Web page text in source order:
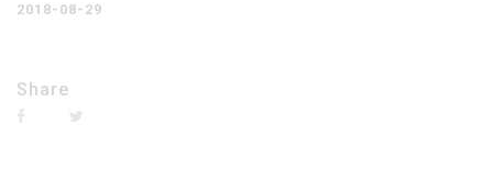
2018-08-29
Share